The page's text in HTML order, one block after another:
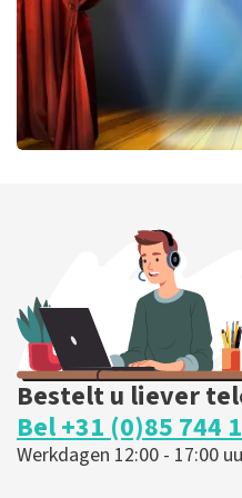
BESTEL NU
Bestelt u liever
Bel +31 (0)85 744
Werkdagen 12:00 - 17:00